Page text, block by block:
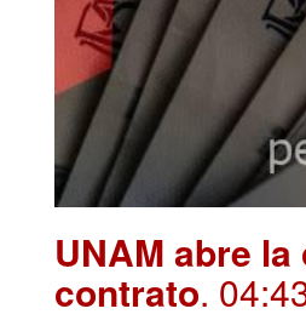
UNAM abre
contrato.